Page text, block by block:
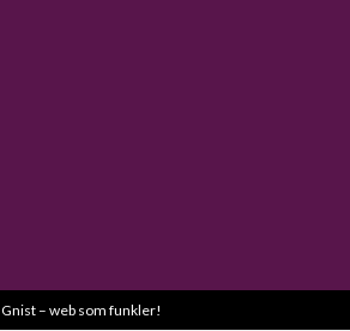
Gnist – web som funkler!